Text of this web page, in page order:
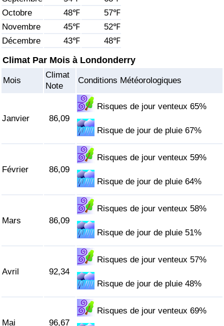
Octobre
48℉
57℉
Novembre
45℉
52℉
Décembre
43℉ 48℉
Climat Par Mois à Londonderry
Mois
Climat
Note
Conditions Météorologiques
Janvier 86,09
Risques de jour venteux 65%
Risque de jour de pluie 67%
Février 86,09
Risques de jour venteux 59%
Risque de jour de pluie 64%
Mars 86,09
Risques de jour venteux 58%
Risque de jour de pluie 51%
Avril 92,34
Risques de jour venteux 57%
Risque de jour de pluie 48%
Mai 96,67
Risques de jour venteux 69%
Soins de santé
Indice des soins de santé (Actuel)
Indice des soins de santé par Pays
Pollution
Indice de Pollution (Actuel)
Indice de pollution
Indice de Pollution par Pays
Trafic
Indice de Trafic (Actuel)
Indice de Trafic par Pays